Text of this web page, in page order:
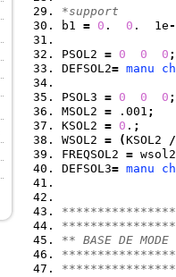
*support
b1 = 0 . 0 .  1e-
PSOL2 = 0 0 0 ;
DEFSOL2= manu
PSOL3 = 0 0 0 ;
MSOL2 = .001 ;
KSOL2 = 0 . ;
WSOL2 = (KSOL2 /
FREQSOL2 =
DEFSOL3= manu
** BASE DE MODE